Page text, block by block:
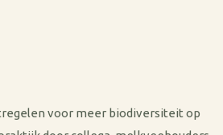
voor meer biodiversiteit op